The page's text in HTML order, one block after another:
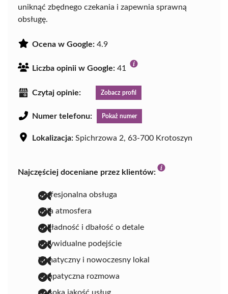
uniknąć zbędnego czekania i zapewnia sprawną
obsługę.
Ocena w Google: 4.9
Liczba opinii w Google: 41
Czytaj opinie: Zobacz profil
Numer telefonu: Pokaż numer
Lokalizacja: Spichrzowa 2, 63-700 Krotoszyn
Najczęściej doceniane przez klientów:
profesjonalna obsługa
miła atmosfera
dokładność i dbałość o detale
indywidualne podejście
klimatyczny i nowoczesny lokal
sympatyczna rozmowa